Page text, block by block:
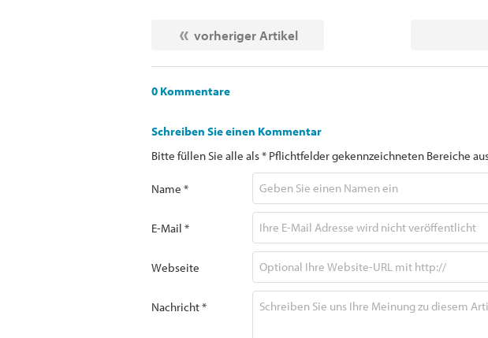
vorheriger Artikel
0 Kommentare
Schreiben Sie einen Kommentar
Bitte füllen Sie alle als * Pflichtfelder gekennzeichneten Bereiche
Name *
E-Mail *
Webseite
Nachricht *